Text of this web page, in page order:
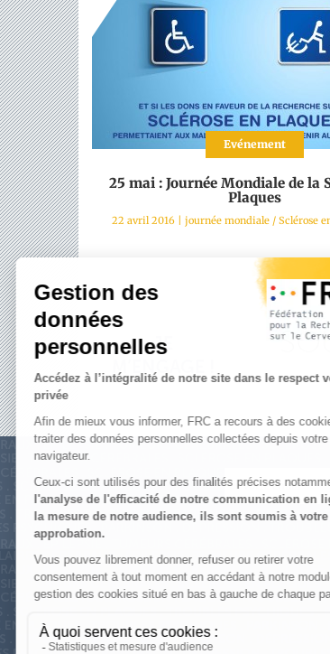
Evénement
25 mai : Journée Mondiale de la
Plaques
22 avril 2016| journée mondiale/ Sclérose